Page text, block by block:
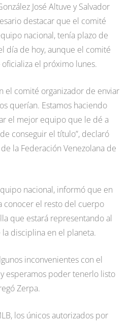
José Altuve y Salvador
destacar que el comité
nacional, tenía plazo de
día de hoy, aunque el comité
el próximo lunes.
el comité organizador de enviar
querían. Estamos haciendo
el mejor equipo que le dé a
conseguir el título”, declaró
la Federación Venezolana de
nacional, informó que en
conocer el resto del cuerpo
que estará representando al
disciplina en el planeta.
inconvenientes con el
esperamos poder tenerlo listo
Zerpa.
los únicos autorizados por